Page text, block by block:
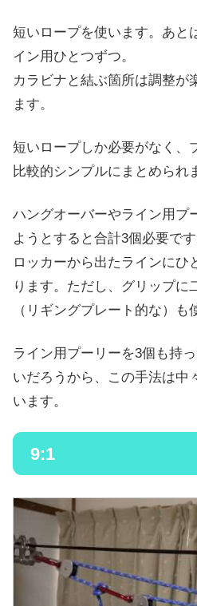
短いロープを使います。あと
イン用ひとつずつ。
カラビナと結ぶ箇所は調整が
ます。
短いロープしか必要がなく、
比較的シンプルにまとめられ
ハングオーバーやライン用プ
ようとすると合計3個必要で
ロッカーから出たラインにひ
ります。ただし、グリップに
（リギングプレート的な）も
ライン用プーリーを3個も持
いだろうから、この手法は中
います。
9:1